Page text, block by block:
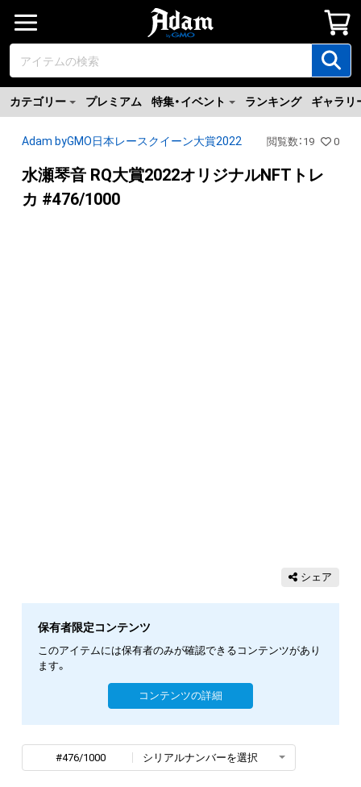
カテゴリー プレミアム 特集・イベント ランキング ギャラリ
Adam byGMO日本レースクイーン大賞2022 閲覧数 ： 19 0
水瀬琴音 RQ大賞2022オリジナルNFTトレ
カ #476/1000
シェア
保有者限定コンテンツ
このアイテムには保有者のみが確認できるコンテンツがあり
ます。
コンテンツの詳細
#476/1000 シリアルナンバーを選択